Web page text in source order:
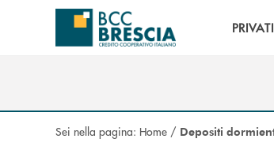
Salta al contenuto principale
PRIVATI
Sei nella pagina: Home / Depositi